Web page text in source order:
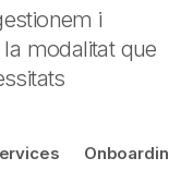
i
modalitat que
Onboarding